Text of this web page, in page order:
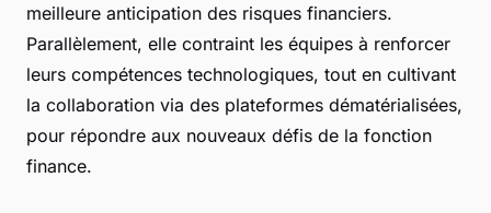
meilleure anticipation des risques financiers.
Parallèlement, elle contraint les équipes à renforcer
leurs compétences technologiques, tout en cultivant
la collaboration via des plateformes dématérialisées,
pour répondre aux nouveaux défis de la fonction
finance.